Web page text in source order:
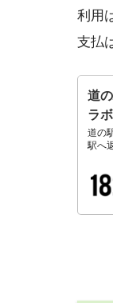
利用
支払
道
ラ
道の
駅へ